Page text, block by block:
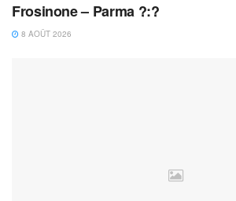
Frosinone – Parma ?:?
8 AOÛT 2026